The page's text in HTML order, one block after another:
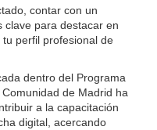
contar con un
clave para destacar en
perfil profesional de
dentro del Programa
de Madrid ha
a la capacitación
digital, acercando